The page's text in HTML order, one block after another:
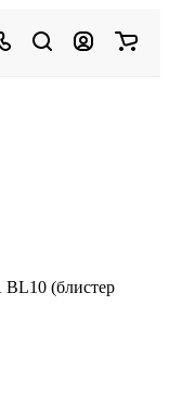
(блистер